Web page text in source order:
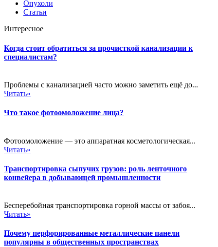
Опухоли
Статьи
Интересное
Когда стоит обратиться за прочисткой канализации к
специалистам?
Проблемы с канализацией часто можно заметить ещё до...
Читать»
Что такое фотоомоложение лица?
Фотоомоложение — это аппаратная косметологическая...
Читать»
Транспортировка сыпучих грузов: роль ленточного
конвейера в добывающей промышленности
Бесперебойная транспортировка горной массы от забоя...
Читать»
Почему перфорированные металлические панели
популярны в общественных пространствах